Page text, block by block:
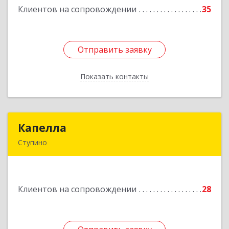
Клиентов на сопровождении 35
Отправить заявку
Показать контакты
Подробнее
Отправить заявку
Назад
Капелла
Ступино
Клиентов на сопровождении 28
Подробнее